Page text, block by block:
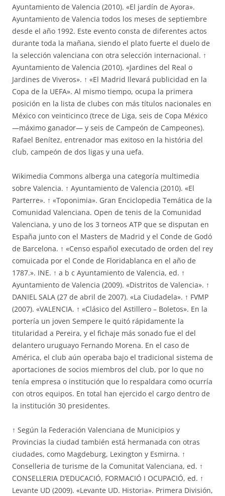
Ayuntamiento de Valencia (2010). «El jardín de Ayora».
Ayuntamiento de Valencia todos los meses de septiembre
desde el año 1992. Este evento consta de diferentes actos
durante toda la mañana, siendo el plato fuerte el duelo de
la selección valenciana con otra selección internacional. ↑
Ayuntamiento de Valencia (2010). «Jardines del Real o
Jardines de Viveros». ↑ «El Madrid llevará publicidad en la
Copa de la UEFA». Al mismo tiempo, ocupa la primera
posición en la lista de clubes con más títulos nacionales en
México con veinticinco (trece de Liga, seis de Copa México
—máximo ganador— y seis de Campeón de Campeones).
Rafael Benítez, entrenador mas exitoso en la história del
club, campeón de dos ligas y una uefa.
Wikimedia Commons alberga una categoría multimedia
sobre Valencia. ↑ Ayuntamiento de Valencia (2010). «El
Parterre». ↑ «Toponimia». Gran Enciclopedia Temática de la
Comunidad Valenciana. Open de tenis de la Comunidad
Valenciana, y uno de los 3 torneos ATP que se disputan en
España junto con el Masters de Madrid y el Conde de Godó
de Barcelona. ↑ «Censo español executado de orden del rey
comuicada por el Conde de Floridablanca en el año de
1787.». INE. ↑ a b c Ayuntamiento de Valencia, ed. ↑
Ayuntamiento de Valencia (2009). «Distritos de Valencia». ↑
DANIEL SALA (27 de abril de 2007). «La Ciudadela». ↑ FVMP
(2007). «VALENCIA. ↑ «Clásico del Astillero – Boletos». En la
portería un joven Sempere le quitó rápidamente la
titularidad a Pereira, y el fichaje más sonado fue el del
delantero uruguayo Fernando Morena. En el caso de
América, el club aún operaba bajo el tradicional sistema de
aportaciones de socios miembros del club, por lo que no
tenía empresa o institución que lo respaldara como ocurría
con otros equipos. En total han ejercido el cargo dentro de
la institución 30 presidentes.
↑ Según la Federación Valenciana de Municipios y
Provincias la ciudad también está hermanada con otras
ciudades, como Magdeburg, Lexington y Esmirna. ↑
Conselleria de turisme de la Comunitat Valenciana, ed. ↑
CONSELLERIA D’EDUCACIÓ, FORMACIÓ I OCUPACIÓ, ed. ↑
Levante UD (2009). «Levante UD. Historia». Primera División,